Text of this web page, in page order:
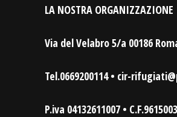
LA NOSTRA ORGANIZZAZIONE
Via del Velabro 5/a 00186
Tel.0669200114 • cir-
P.iva 04132611007 •